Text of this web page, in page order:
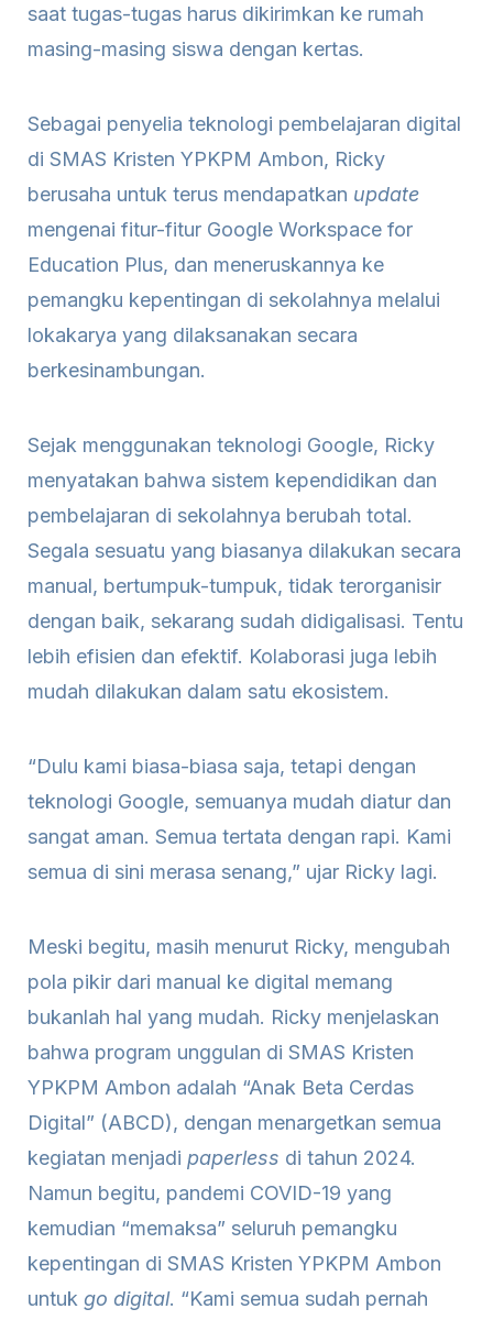
saat tugas-tugas harus dikirimkan ke rumah
masing-masing siswa dengan kertas.
Sebagai penyelia teknologi pembelajaran digital
di SMAS Kristen YPKPM Ambon, Ricky
berusaha untuk terus mendapatkan update
mengenai fitur-fitur Google Workspace for
Education Plus, dan meneruskannya ke
pemangku kepentingan di sekolahnya melalui
lokakarya yang dilaksanakan secara
berkesinambungan.
Sejak menggunakan teknologi Google, Ricky
menyatakan bahwa sistem kependidikan dan
pembelajaran di sekolahnya berubah total.
Segala sesuatu yang biasanya dilakukan secara
manual, bertumpuk-tumpuk, tidak terorganisir
dengan baik, sekarang sudah didigalisasi. Tentu
lebih efisien dan efektif. Kolaborasi juga lebih
mudah dilakukan dalam satu ekosistem.
“Dulu kami biasa-biasa saja, tetapi dengan
teknologi Google, semuanya mudah diatur dan
sangat aman. Semua tertata dengan rapi. Kami
semua di sini merasa senang,” ujar Ricky lagi.
Meski begitu, masih menurut Ricky, mengubah
pola pikir dari manual ke digital memang
bukanlah hal yang mudah. Ricky menjelaskan
bahwa program unggulan di SMAS Kristen
YPKPM Ambon adalah “Anak Beta Cerdas
Digital” (ABCD), dengan menargetkan semua
kegiatan menjadi paperless di tahun 2024.
Namun begitu, pandemi COVID-19 yang
kemudian “memaksa” seluruh pemangku
kepentingan di SMAS Kristen YPKPM Ambon
untuk go digital. “Kami semua sudah pernah